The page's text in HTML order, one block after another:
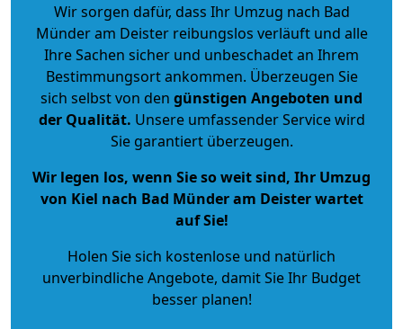
Wir sorgen dafür, dass Ihr Umzug nach Bad
Münder am Deister reibungslos verläuft und alle
Ihre Sachen sicher und unbeschadet an Ihrem
Bestimmungsort ankommen. Überzeugen Sie
sich selbst von den günstigen Angeboten und
der Qualität. Unsere umfassender Service wird
Sie garantiert überzeugen.
Wir legen los, wenn Sie so weit sind, Ihr Umzug
von Kiel nach Bad Münder am Deister wartet
auf Sie!
Holen Sie sich kostenlose und natürlich
unverbindliche Angebote, damit Sie Ihr Budget
besser planen!